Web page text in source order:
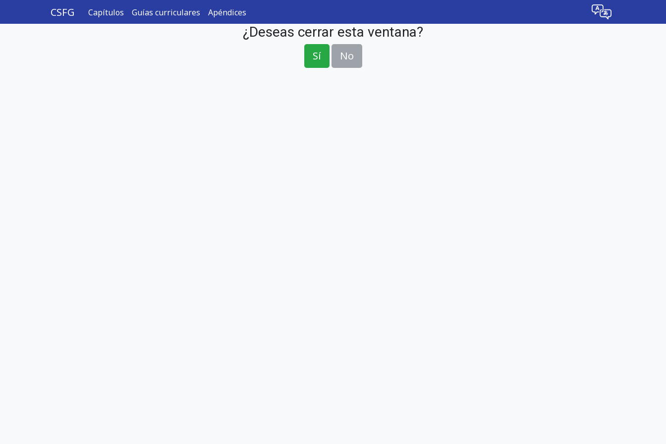
CSFG Capítulos Guías curriculares Apéndices
¿Deseas cerrar esta ventana?
Sí No